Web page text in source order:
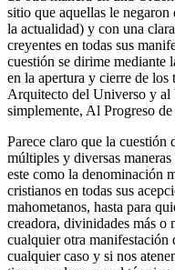
sitio que aquellas le negaron
la actualidad) y con una
creyentes en todas sus
cuestión se dirime mediante
en la apertura y cierre de
Arquitecto del Universo y al
simplemente, Al Progreso
Parece claro que la
múltiples y diversas
este como la denominación
cristianos en todas sus
mahometanos, hasta para
creadora, divinidades más o
cualquier otra manifestación
cualquier caso y si nos